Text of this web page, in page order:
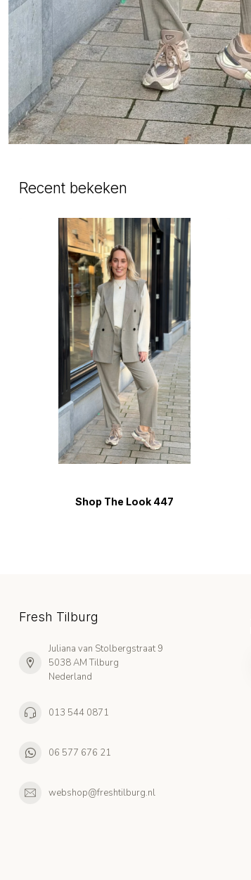
Recent bekeken
Shop The Look 447
Fresh Tilburg
Juliana van Stolbergstraat 9
5038 AM Tilburg
Nederland
013 544 0871
06 577 676 21
webshop@freshtilburg.nl